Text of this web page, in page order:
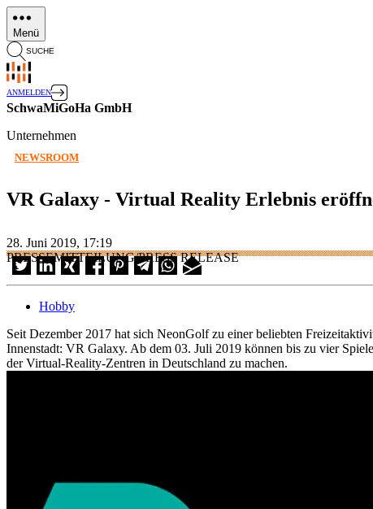
Direkt
zum
Inhalt
Menü
SUCHE
ANMELDEN
SchwaMiGoHa GmbH
Unternehmen
NEWSROOM
VR Galaxy - Virtual Reality Erlebnis
28. Juni 2019, 17:19
PRESSEMITTEILUNG/PRESS RELEASE
Hobby
Seit Dezember 2017 hat sich NeonGolf zu einer beliebten
Innenstadt: VR Galaxy. Ab dem 03. Juli 2019 können bis zu vier
der Virtual-Reality-Zentren in Deutschland zu machen.